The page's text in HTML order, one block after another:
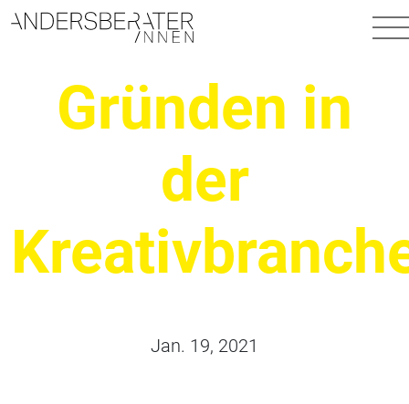
Hauptnavigation
Gründen in
der
Jan. 19, 2021